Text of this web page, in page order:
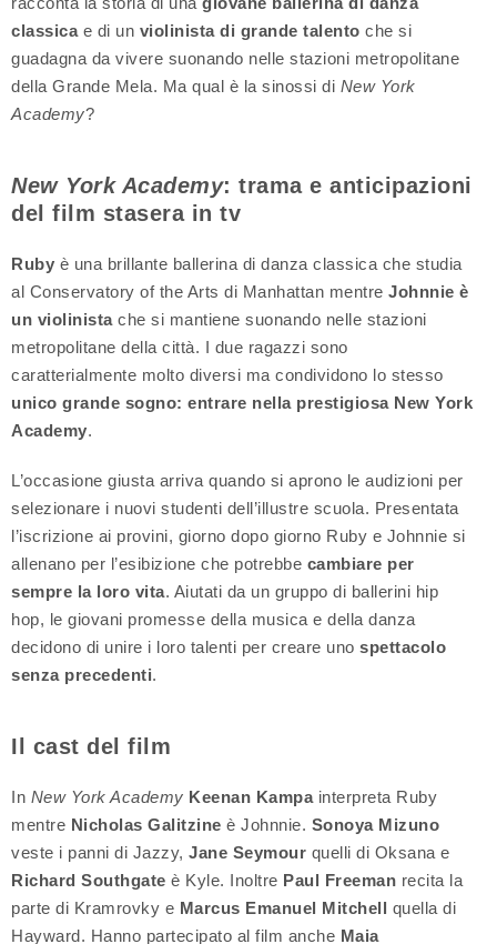
classica e di un violinista di grande talento che si
guadagna da vivere suonando nelle stazioni metropolitane
della Grande Mela. Ma qual è la sinossi di New York
Academy?
New York Academy: trama e anticipazioni
del film stasera in tv
Ruby è una brillante ballerina di danza classica che studia
al Conservatory of the Arts di Manhattan mentre Johnnie è
un violinistache si mantiene suonando nelle stazioni
metropolitane della città. I due ragazzi sono
caratterialmente molto diversi ma condividono lo stesso
unico grande sogno: entrare nella prestigiosa New York
Academy.
L’occasione giusta arriva quando si aprono le audizioni per
selezionare i nuovi studenti dell’illustre scuola. Presentata
l’iscrizione ai provini, giorno dopo giorno Ruby e Johnnie si
allenano per l’esibizione che potrebbe cambiare per
sempre la loro vita. Aiutati da un gruppo di ballerini hip
hop, le giovani promesse della musica e della danza
decidono di unire i loro talenti per creare uno spettacolo
senza precedenti.
Il cast del film
In New York Academy Keenan Kampainterpreta Ruby
mentre Nicholas Galitzine è Johnnie. Sonoya Mizuno
veste i panni di Jazzy, Jane Seymour quelli di Oksana e
Richard Southgate è Kyle. Inoltre Paul Freeman recita la
parte di Kramrovky e Marcus Emanuel Mitchell quella di
Hayward. Hanno partecipato al film anche Maia